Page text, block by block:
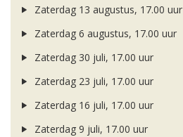
Zaterdag 13 augustus, 17.00 uur
Zaterdag 6 augustus, 17.00 uur
Zaterdag 30 juli, 17.00 uur
Zaterdag 23 juli, 17.00 uur
Zaterdag 16 juli, 17.00 uur
Zaterdag 9 juli, 17.00 uur